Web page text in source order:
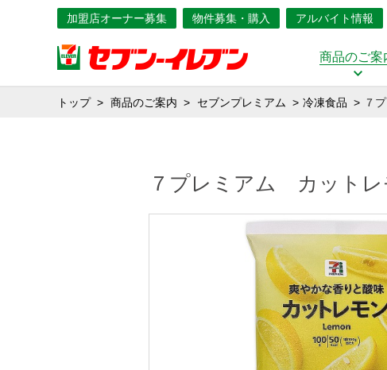
加盟店オーナー募集 物件募集・購入 アルバイト情報
商品のご案
トップ 商品のご案内 セブンプレミアム 冷凍食品 ７
７プレミアム カットレ